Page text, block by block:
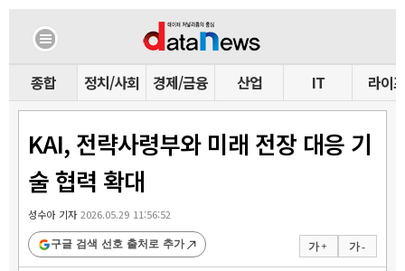
종합 정치/사회 경제/금융 산업 IT 라이프
KAI, 전략사령부와 미래 전장 대응 기
술 협력 확대
성수아 기자2026.05.29 11:56:52
가 + 가 -
구글 검색 선호 출처로 추가